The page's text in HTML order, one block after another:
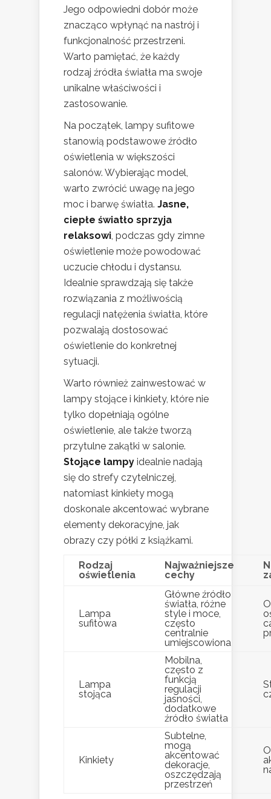
Jego odpowiedni dobór może
znacząco wpłynąć na nastrój i
funkcjonalność przestrzeni.
Warto pamiętać, że każdy
rodzaj źródła światła ma swoje
unikalne właściwości i
zastosowanie.
Na początek, lampy sufitowe
stanowią podstawowe źródło
oświetlenia w większości
salonów. Wybierając model,
warto zwrócić uwagę na jego
moc i barwę światła. Jasne,
ciepłe światło sprzyja
relaksowi, podczas gdy zimne
oświetlenie może powodować
uczucie chłodu i dystansu.
Idealnie sprawdzają się także
rozwiązania z możliwością
regulacji natężenia światła, które
pozwalają dostosować
oświetlenie do konkretnej
sytuacji.
Warto również zainwestować w
lampy stojące i kinkiety, które nie
tylko dopełniają ogólne
oświetlenie, ale także tworzą
przytulne zakątki w salonie.
Stojące lampy idealnie nadają
się do strefy czytelniczej,
natomiast kinkiety mogą
doskonale akcentować wybrane
elementy dekoracyjne, jak
obrazy czy półki z książkami.
Rodzaj
oświetlenia
Najważniejsze
cechy
Lampa
sufitowa
Główne źródło
światła, różne
style i moce,
często
centralnie
umiejscowiona
Lampa
stojąca
Mobilna,
często z
funkcją
regulacji
jasności,
dodatkowe
źródło światła
Kinkiety
Subtelne,
mogą
akcentować
dekoracje,
oszczędzają
przestrzeń